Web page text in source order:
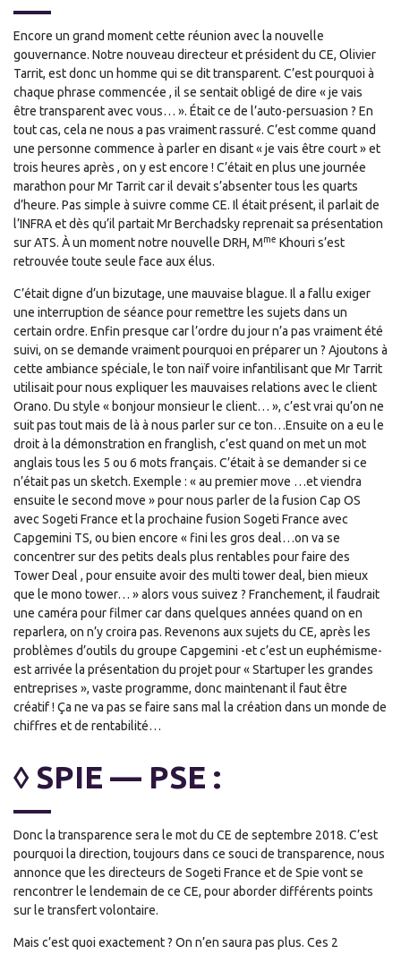
Encore un grand moment cette réunion avec la nouvelle
gouvernance. Notre nouveau directeur et président du CE, Olivier
Tarrit, est donc un homme qui se dit transparent. C’est pourquoi à
chaque phrase commencée , il se sentait obligé de dire « je vais
être transparent avec vous… ». Était ce de l’auto-persuasion ? En
tout cas, cela ne nous a pas vraiment rassuré. C’est comme quand
une personne commence à parler en disant « je vais être court » et
trois heures après , on y est encore ! C’était en plus une journée
marathon pour Mr Tarrit car il devait s’absenter tous les quarts
d’heure. Pas simple à suivre comme CE. Il était présent, il parlait de
l’INFRA et dès qu’il partait Mr Berchadsky reprenait sa présentation
sur ATS. À un moment notre nouvelle DRH, Mme Khouri s’est
retrouvée toute seule face aux élus.
C’était digne d’un bizutage, une mauvaise blague. Il a fallu exiger
une interruption de séance pour remettre les sujets dans un
certain ordre. Enfin presque car l’ordre du jour n’a pas vraiment été
suivi, on se demande vraiment pourquoi en préparer un ? Ajoutons à
cette ambiance spéciale, le ton naïf voire infantilisant que Mr Tarrit
utilisait pour nous expliquer les mauvaises relations avec le client
Orano. Du style « bonjour monsieur le client… », c’est vrai qu’on ne
suit pas tout mais de là à nous parler sur ce ton…Ensuite on a eu le
droit à la démonstration en franglish, c’est quand on met un mot
anglais tous les 5 ou 6 mots français. C’était à se demander si ce
n’était pas un sketch. Exemple : « au premier move …et viendra
ensuite le second move » pour nous parler de la fusion Cap OS
avec Sogeti France et la prochaine fusion Sogeti France avec
Capgemini TS, ou bien encore « fini les gros deal…on va se
concentrer sur des petits deals plus rentables pour faire des
Tower Deal , pour ensuite avoir des multi tower deal, bien mieux
que le mono tower… » alors vous suivez ? Franchement, il faudrait
une caméra pour filmer car dans quelques années quand on en
reparlera, on n’y croira pas. Revenons aux sujets du CE, après les
problèmes d’outils du groupe Capgemini -et c’est un euphémisme-
est arrivée la présentation du projet pour « Startuper les grandes
entreprises », vaste programme, donc maintenant il faut être
créatif ! Ça ne va pas se faire sans mal la création dans un monde de
chiffres et de rentabilité…
◊ SPIE — PSE :
Donc la transparence sera le mot du CE de septembre 2018. C’est
pourquoi la direction, toujours dans ce souci de transparence, nous
annonce que les directeurs de Sogeti France et de Spie vont se
rencontrer le lendemain de ce CE, pour aborder différents points
sur le transfert volontaire.
Mais c’est quoi exactement ? On n’en saura pas plus. Ces 2